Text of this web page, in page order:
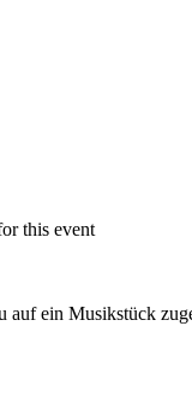
this event
auf ein Musikstück